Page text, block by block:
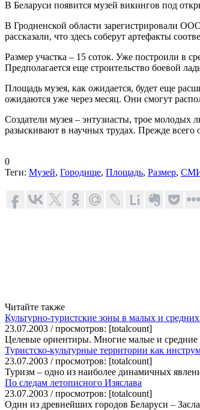
В Беларуси появится музей викингов под
В Гродненской области зарегистрировали
рассказали, что здесь соберут артефакты
Размер участка – 15 соток. Уже построили в
Предполагается еще строительство боевой
Площадь музея, как ожидается, будет еще
ожидаются уже через месяц. Они смогут
Создатели музея – энтузиасты, трое
разыскивают в научных трудах. Прежде всего
0
Теги: Музей, Городище, Площадь, Размер,
Читайте также
Культурно-туристские зоны в малых и
23.07.2003 / просмотров: [totalcount]
Целевые ориентиры. Многие малые и средние
Туристско-культурные территории как
23.07.2003 / просмотров: [totalcount]
Туризм – одно из наиболее динамичных
По следам летописного Изяслава
23.07.2003 / просмотров: [totalcount]
Один из древнейших городов Беларуси –